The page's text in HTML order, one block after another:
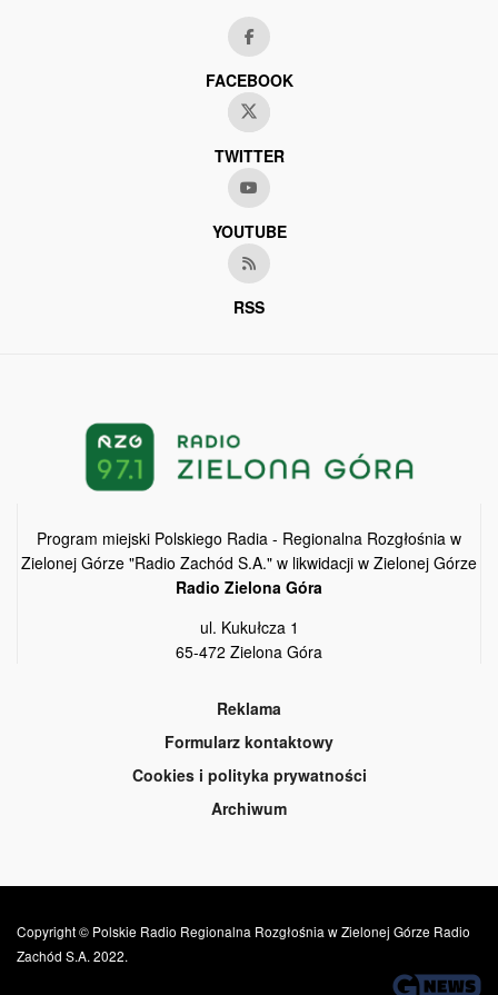
FACEBOOK
TWITTER
YOUTUBE
RSS
Program miejski Polskiego Radia - Regionalna Rozgłośnia w
Zielonej Górze "Radio Zachód S.A." w likwidacji w Zielonej Górze
Radio Zielona Góra
ul. Kukułcza 1
65-472 Zielona Góra
Reklama
Formularz kontaktowy
Cookies i polityka prywatności
Archiwum
Copyright © Polskie Radio Regionalna Rozgłośnia w Zielonej Górze Radio
Zachód S.A. 2022.